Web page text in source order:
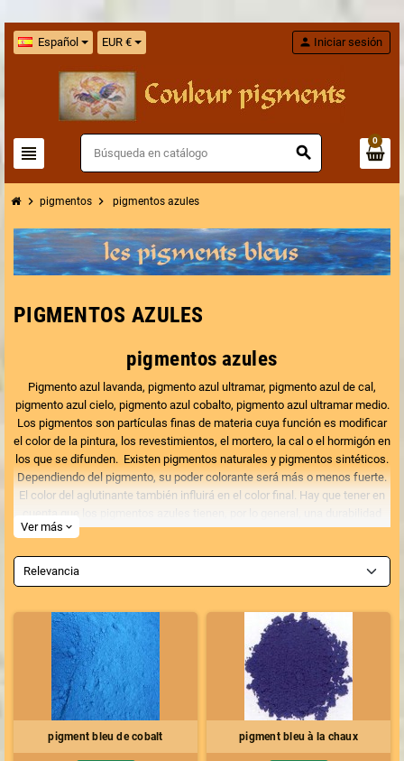
Español EUR €
view_headline search
person Iniciar sesión
0
chevron_right pigmentos chevron_right pigmentos azules
PIGMENTOS AZULES
pigmentos azules
Pigmento azul lavanda, pigmento azul ultramar, pigmento azul de cal,
pigmento azul cielo, pigmento azul cobalto, pigmento azul ultramar medio.
Los pigmentos son partículas finas de materia cuya función es modificar
el color de la pintura, los revestimientos, el mortero, la cal o el hormigón en
los que se difunden. Existen pigmentos naturales y pigmentos sintéticos.
Dependiendo del pigmento, su poder colorante será más o menos fuerte.
El color del aglutinante también influirá en el color final. Hay que tener en
cuenta que los pigmentos azules tienen, por lo general, una durabilidad
media en exteriores, independientemente del aglutinante.
Ver más expand_more
Relevancia
pigment bleu de cobalt pigment bleu à la chaux